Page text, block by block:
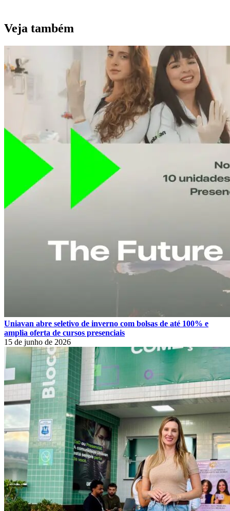
Veja também
Uniavan abre seletivo de inverno com bolsas de até 100% e
amplia oferta de cursos presenciais
15 de junho de 2026